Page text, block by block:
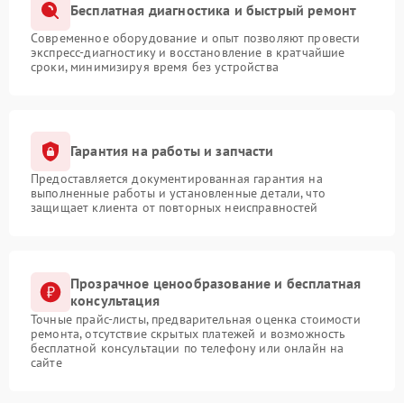
Бесплатная диагностика и быстрый ремонт
Современное оборудование и опыт позволяют провести
экспресс-диагностику и восстановление в кратчайшие
сроки, минимизируя время без устройства
Гарантия на работы и запчасти
Предоставляется документированная гарантия на
выполненные работы и установленные детали, что
защищает клиента от повторных неисправностей
Прозрачное ценообразование и бесплатная
консультация
Точные прайс-листы, предварительная оценка стоимости
ремонта, отсутствие скрытых платежей и возможность
бесплатной консультации по телефону или онлайн на
сайте